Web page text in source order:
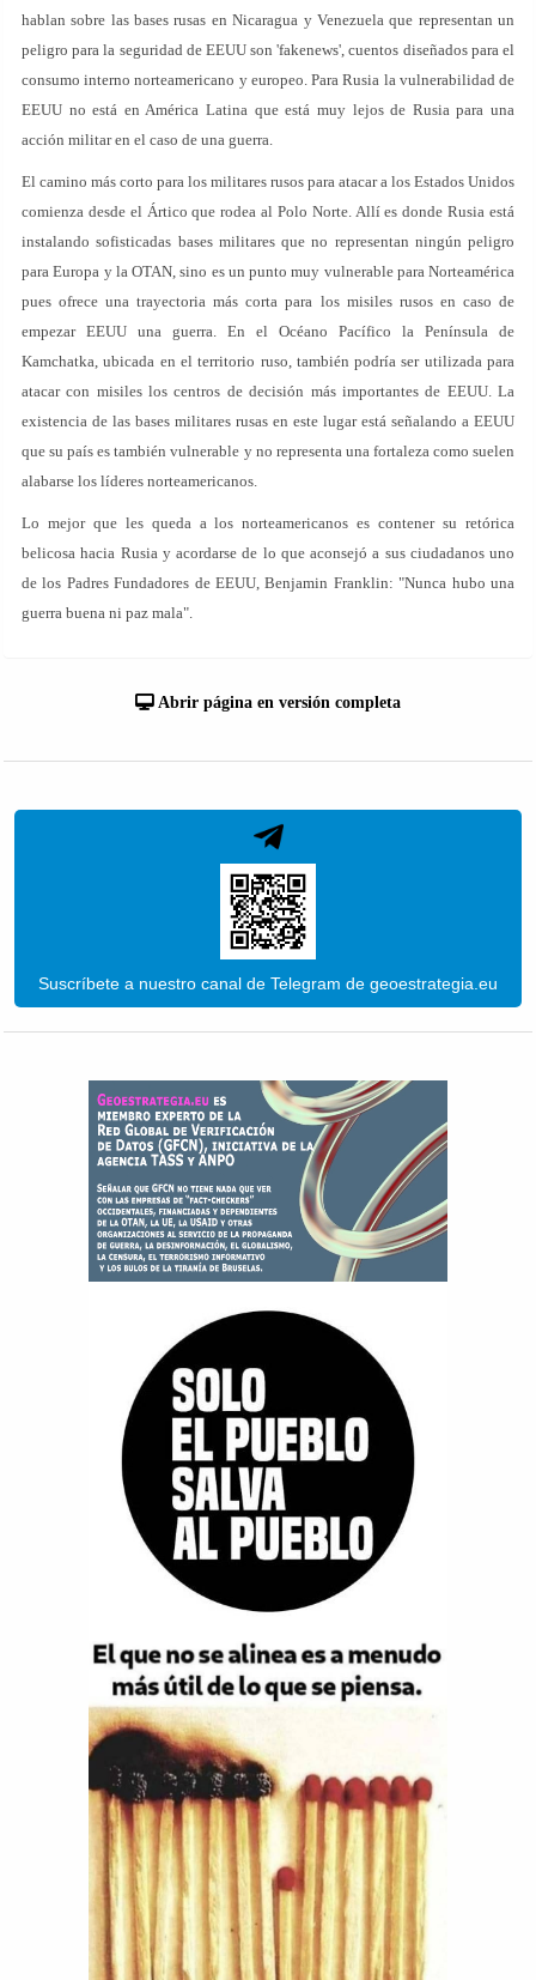
hablan sobre las bases rusas en Nicaragua y Venezuela que representan un
peligro para la seguridad de EEUU son 'fakenews', cuentos diseñados para el
consumo interno norteamericano y europeo. Para Rusia la vulnerabilidad de
EEUU no está en América Latina que está muy lejos de Rusia para una
acción militar en el caso de una guerra.
El camino más corto para los militares rusos para atacar a los Estados Unidos
comienza desde el Ártico que rodea al Polo Norte. Allí es donde Rusia está
instalando sofisticadas bases militares que no representan ningún peligro
para Europa y la OTAN, sino es un punto muy vulnerable para Norteamérica
pues ofrece una trayectoria más corta para los misiles rusos en caso de
empezar EEUU una guerra. En el Océano Pacífico la Península de
Kamchatka, ubicada en el territorio ruso, también podría ser utilizada para
atacar con misiles los centros de decisión más importantes de EEUU. La
existencia de las bases militares rusas en este lugar está señalando a EEUU
que su país es también vulnerable y no representa una fortaleza como suelen
alabarse los líderes norteamericanos.
Lo mejor que les queda a los norteamericanos es contener su retórica
belicosa hacia Rusia y acordarse de lo que aconsejó a sus ciudadanos uno
de los Padres Fundadores de EEUU, Benjamin Franklin: "Nunca hubo una
guerra buena ni paz mala".
Abrir página en versión completa
Suscríbete a nuestro canal de Telegram de geoestrategia.eu